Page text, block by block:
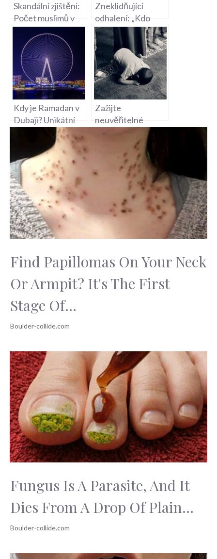
Skandální zjištění:
Počet muslimů v
čečenské populaci
překvapí!
Zneklidňující
odhalení: „Kdo
skutečně káže
islám“?
Kdy je Ramadan v
Dubaji? Unikátní
zážitek v tomto
Zažijte
neuvěřitelné
tajemství: Kde se
skrývá islám?
Find Papillomas On Your Neck
Or Armpit? It's The First
Stage Of...
Fungus Is A Parasite, And It
Dies From A Drop Of Plain...